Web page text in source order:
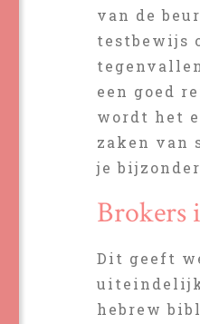
van de
testbewijs
een goed
wordt het
zaken van
je
Brokers
Dit geeft
hebrew